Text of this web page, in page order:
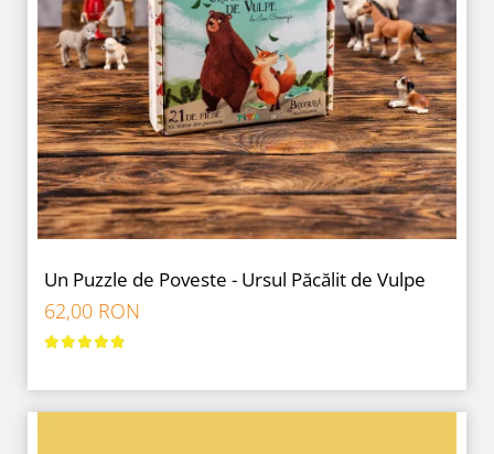
Un Puzzle de Poveste - Ursul Păcălit de Vulpe
62,00 RON